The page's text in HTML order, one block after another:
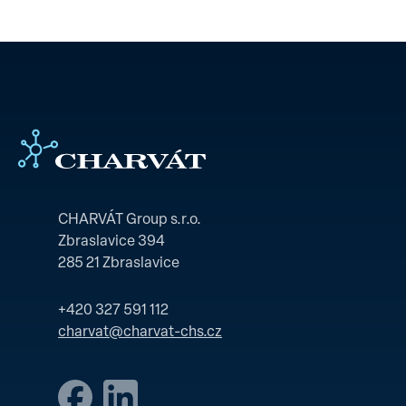
CHARVÁT Group s.r.o.
Zbraslavice 394
285 21 Zbraslavice
+420 327 591 112
charvat@charvat-chs.cz